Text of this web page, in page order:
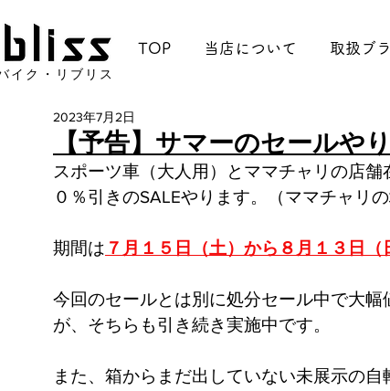
TOP 当店について 取扱ブ
イク・リブリス
【予告】サマーのセールや
2023年7月2日
スポーツ車（大人用）とママチャリの店
０％引きのSALEやります。（ママチャリ
期間は ７月１５日（土）から８月１３日（
今回のセールとは別に処分セール中で大
が、そちらも引き続き実施中です。
また、箱からまだ出していない未展示の